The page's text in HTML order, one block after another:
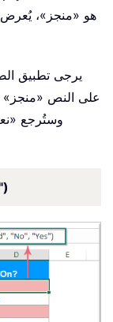
يرجى تطبيق
وستُرجع